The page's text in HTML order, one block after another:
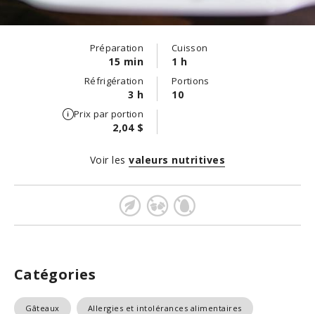
Préparation
15 min
Cuisson
1 h
Réfrigération
3 h
Portions
10
Prix par portion
2,04 $
Voir les valeurs nutritives
Catégories
Gâteaux Allergies et intolérances alimentaires